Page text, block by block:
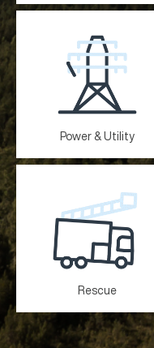
Power & Utility
Rescue